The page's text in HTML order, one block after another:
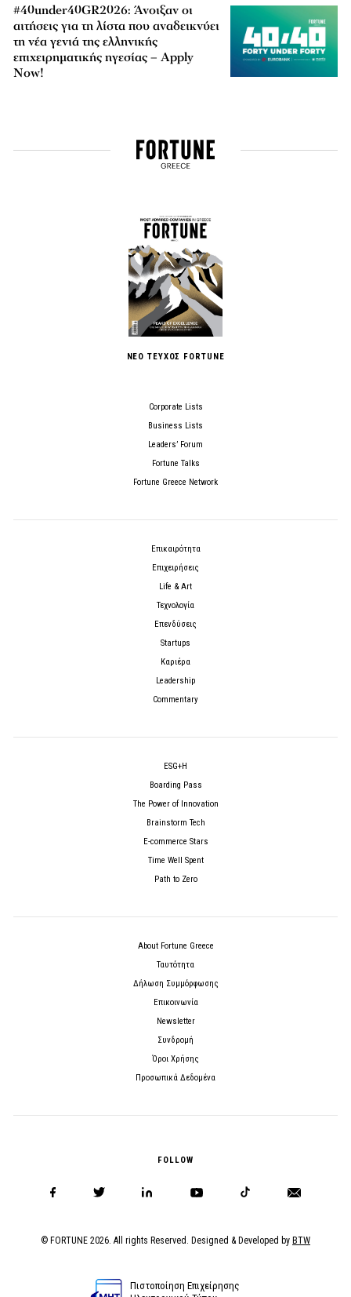
#40under40GR2026: Άνοιξαν οι
αιτήσεις για τη λίστα που αναδεικνύει
τη νέα γενιά της ελληνικής
επιχειρηματικής ηγεσίας – Apply
Now!
ΝΕΟ ΤΕΥΧΟΣ FORTUNE
Corporate Lists
Business Lists
Leaders’ Forum
Fortune Talks
Fortune Greece Network
Επικαιρότητα
Επιχειρήσεις
Life & Art
Τεχνολογία
Επενδύσεις
Startups
Καριέρα
Leadership
Commentary
ESG+H
Boarding Pass
The Power of Innovation
Brainstorm Tech
E-commerce Stars
Time Well Spent
Path to Zero
About Fortune Greece
Ταυτότητα
Δήλωση Συμμόρφωσης
Επικοινωνία
Newsletter
Συνδρομή
Όροι Χρήσης
Προσωπικά Δεδομένα
FOLLOW
© FORTUNE 2026. All rights Reserved. Designed & Developed by BTW
Πιστοποίηση Επιχείρησης